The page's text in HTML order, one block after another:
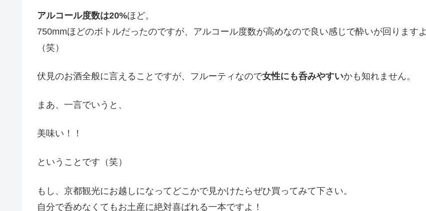
アルコール度数は20%ほど。
750mmほどのボトルだったのですが、アルコール度数が高めなので良い感じで酔いが回りますよ
（笑）
伏見のお酒全般に言えることですが、フルーティなので女性にも呑みやすいかも知れません。
まあ、一言でいうと、
美味い！！
ということです（笑）
もし、京都観光にお越しになってどこかで見かけたらぜひ買ってみて下さい。
自分で呑めなくてもお土産に絶対喜ばれる一本ですよ！